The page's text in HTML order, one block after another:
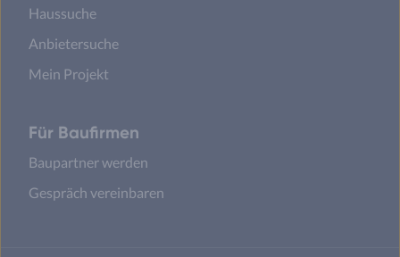
Haussuche
Anbietersuche
Mein Projekt
Für Baufirmen
Baupartner werden
Gespräch vereinbaren